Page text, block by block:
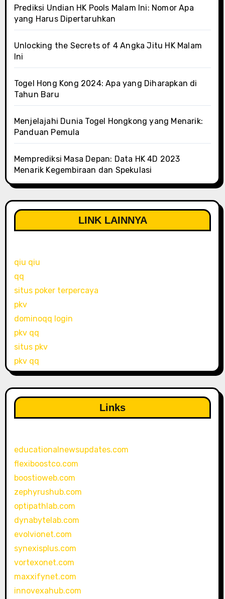
Prediksi Undian HK Pools Malam Ini: Nomor Apa
yang Harus Dipertaruhkan
Unlocking the Secrets of 4 Angka Jitu HK Malam
Ini
Togel Hong Kong 2024: Apa yang Diharapkan di
Tahun Baru
Menjelajahi Dunia Togel Hongkong yang Menarik:
Panduan Pemula
Memprediksi Masa Depan: Data HK 4D 2023
Menarik Kegembiraan dan Spekulasi
LINK LAINNYA
qiu qiu
qq
situs poker terpercaya
pkv
dominoqq login
pkv qq
situs pkv
pkv qq
Links
educationalnewsupdates.com
flexiboostco.com
boostioweb.com
zephyrushub.com
optipathlab.com
dynabytelab.com
evolvionet.com
synexisplus.com
vortexonet.com
maxxifynet.com
innovexahub.com